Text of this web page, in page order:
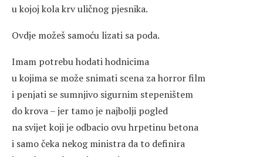
u kojoj kola krv uličnog pjesnika.
Ovdje možeš samoću lizati sa poda.
Imam potrebu hodati hodnicima
u kojima se može snimati scena za horror film
i penjati se sumnjivo sigurnim stepeništem
do krova – jer tamo je najbolji pogled
na svijet koji je odbacio ovu hrpetinu betona
i samo čeka nekog ministra da to definira